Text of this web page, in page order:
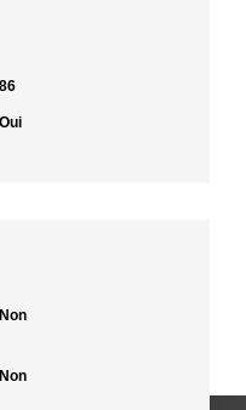
86
Oui
Non
Non